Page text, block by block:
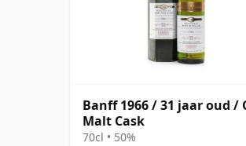
Banff 1966 / 31 jaar oud /
Malt Cask
70cl • 50%